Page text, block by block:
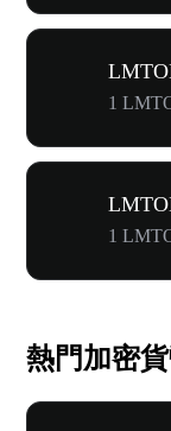
1
1
熱門加密